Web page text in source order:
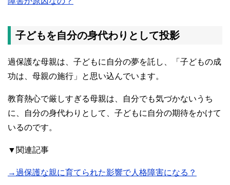
子どもを自分の身代わりとして投影
過保護な母親は、子どもに自分の夢を託し、「子どもの成
功は、母親の施行」と思い込んでいます。
教育熱心で厳しすぎる母親は、自分でも気づかないうち
に、自分の身代わりとして、子どもに自分の期待をかけて
いるのです。
▼関連記事
→過保護な親に育てられた影響で人格障害になる？